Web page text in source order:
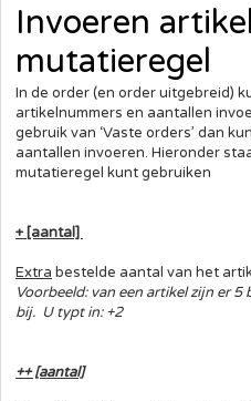
Invoeren
mutatieregel
In de order (en order uitgebreid)
artikelnummers en aantallen
gebruik van ‘Vaste orders’ dan
aantallen invoeren. Hieronder
mutatieregel kunt gebruiken
+ [aantal]
Extra bestelde aantal van het
Voorbeeld: van een artikel zijn er
bij. U typt in: +2
++ [aantal]